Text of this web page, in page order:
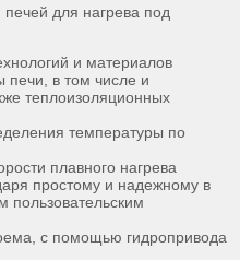
для нагрева под
и материалов
печи, в том числе и
теплоизоляционных
температуры по
плавного нагрева
простому и надежному в
пользовательским
с помощью гидропривода